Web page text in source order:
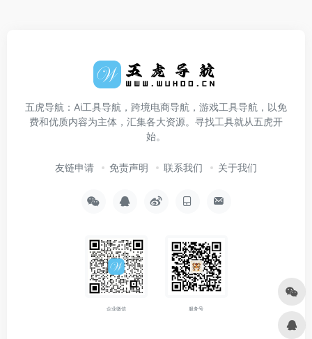
五虎导航：Ai工具导航，跨境电商导航，游戏工具导航，以免
费和优质内容为主体，汇集各大资源。寻找工具就从五虎开
始。
友链申请 免责声明 联系我们 关于我们
企业微信 服务号